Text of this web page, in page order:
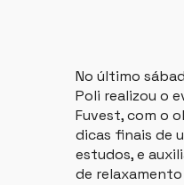
No último
Poli realizou o
Fuvest, com o
dicas finais de
estudos, e
de